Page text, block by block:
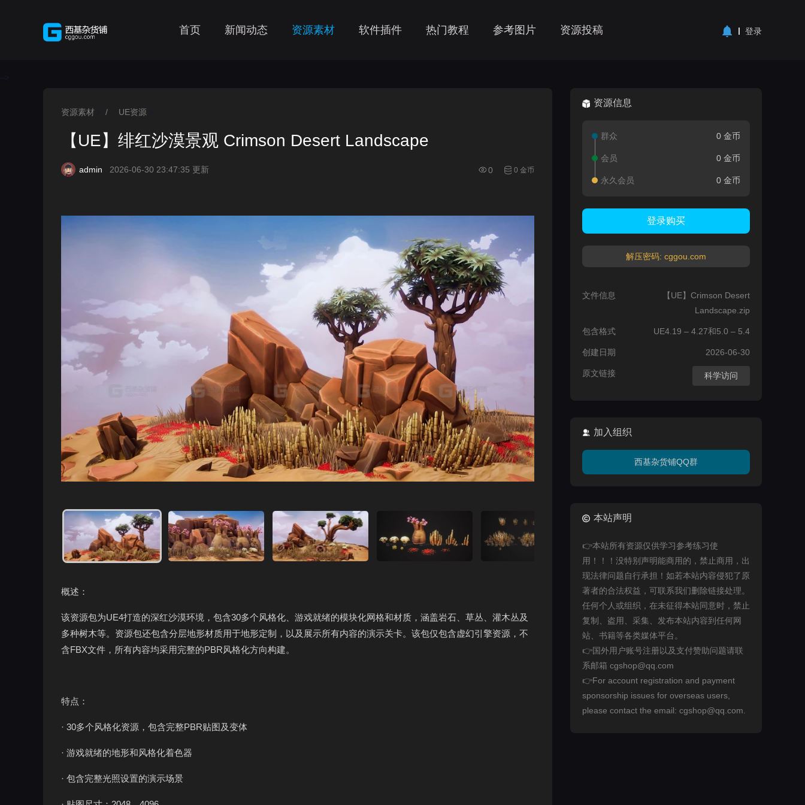
首页 新闻动态 资源素材 软件插件 热门教程 参考图片 资源投稿 登录
-->
资源素材 / UE资源
【UE】绯红沙漠景观 Crimson Desert Landscape
admin 2026-06-30 23:47:35 更新 0 0 金币
概述：
该资源包为UE4打造的深红沙漠环境，包含30多个风格化、游戏就绪的模块化网格和材质，涵盖岩石、草丛、灌木丛及
多种树木等。资源包还包含分层地形材质用于地形定制，以及展示所有内容的演示关卡。该包仅包含虚幻引擎资源，不
含FBX文件，所有内容均采用完整的PBR风格化方向构建。
特点：
· 30多个风格化资源，包含完整PBR贴图及变体
· 游戏就绪的地形和风格化着色器
· 包含完整光照设置的演示场景
资源信息
群众 0 金币
会员 0 金币
永久会员 0 金币
登录购买
解压密码: cggou.com
文件信息
【UE】Crimson Desert
Landscape.zip
包含格式 UE4.19 – 4.27和5.0 – 5.4
创建日期 2026-06-30
原文链接 科学访问
加入组织
西基杂货铺QQ群
本站声明
👉本站所有资源仅供学习参考练习使
用！！！没特别声明能商用的，禁止商用，出
现法律问题自行承担！如若本站内容侵犯了原
著者的合法权益，可联系我们删除链接处理。
任何个人或组织，在未征得本站同意时，禁止
复制、盗用、采集、发布本站内容到任何网
站、书籍等各类媒体平台。
👉国外用户账号注册以及支付赞助问题请联
系邮箱 cgshop@qq.com
👉For account registration and payment
sponsorship issues for overseas users,
please contact the email: cgshop@qq.com.